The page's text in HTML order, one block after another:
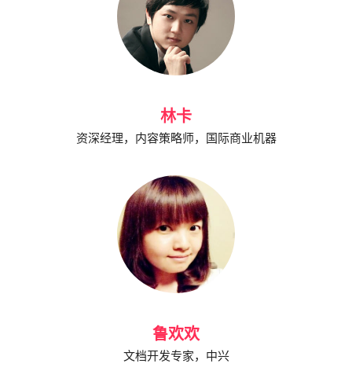
林卡
资深经理，内容策略师，国际商业机器
鲁欢欢
文档开发专家，中兴